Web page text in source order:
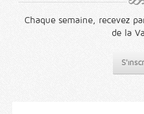
Chaque semaine, recevez
de la